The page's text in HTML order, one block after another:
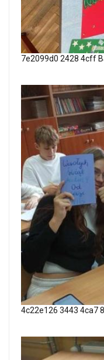
7e2099d0 2428 4cff
4c22e126 3443 4ca7